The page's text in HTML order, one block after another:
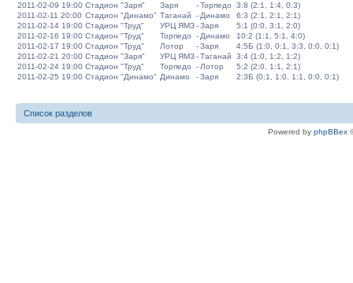
2011-02-09 19:00 Стадион "Заря" Заря -Торпедо
3:8 (2:1, 1:4, 0:3)
2011-02-11 20:00 Стадион "Динамо" Таганай - Динамо
6:3 (2:1, 2:1, 2:1)
2011-02-14 19:00 Стадион "Труд" УРЦ ЯМЗ-Заря
5:1 (0:0, 3:1, 2:0)
2011-02-16 19:00 Стадион "Труд" Торпедо - Динамо
10:2 (1:1, 5:1, 4:0)
2011-02-17 19:00 Стадион "Труд" Лотор -Заря
4:5Б (1:0, 0:1, 3:3, 0:0, 0:1)
2011-02-21 20:00 Стадион "Заря" УРЦ ЯМЗ-Таганай
3:4 (1:0, 1:2, 1:2)
2011-02-24 19:00 Стадион "Труд" Торпедо - Лотор
5:2 (2:0, 1:1, 2:1)
2011-02-25 19:00 Стадион "Динамо" Динамо -Заря 2:3Б (0:1, 1:0, 1:1, 0:0, 0:1)
Список разделов
Powered by phpBBex